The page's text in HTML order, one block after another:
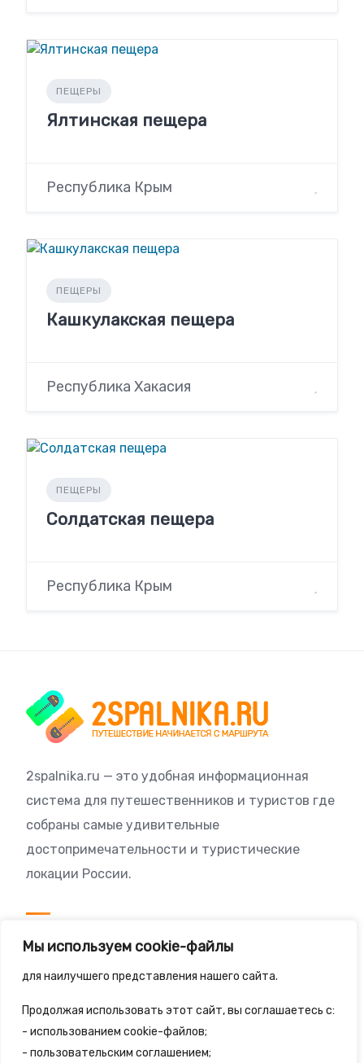
Мы используем cookie-файлы
для наилучшего представления нашего сайта.
Продолжая использовать этот сайт, вы соглашаетесь с:
- использованием cookie-файлов;
- пользовательским соглашением;
ПЕЩЕРЫ
Ялтинская пещера
Республика Крым
ПЕЩЕРЫ
Кашкулакская пещера
Республика Хакасия
ПЕЩЕРЫ
Солдатская пещера
Республика Крым
2spalnika.ru — это удобная информационная
система для путешественников и туристов где
собраны самые удивительные
достопримечательности и туристические
локации России.